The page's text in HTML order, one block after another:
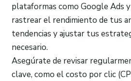
plataformas como Google Ads
rastrear el rendimiento de tus
tendencias y ajustar tus
necesario.
Asegúrate de revisar
clave, como el costo por clic